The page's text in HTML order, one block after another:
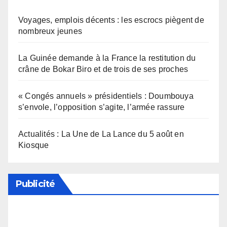
Voyages, emplois décents : les escrocs piègent de
nombreux jeunes
La Guinée demande à la France la restitution du
crâne de Bokar Biro et de trois de ses proches
« Congés annuels » présidentiels : Doumbouya
s’envole, l’opposition s’agite, l’armée rassure
Actualités : La Une de La Lance du 5 août en
Kiosque
Publicité